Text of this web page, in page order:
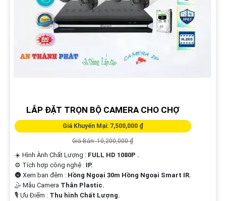
LẮP ĐẶT TRỌN BỘ CAMERA CHO CHỢ
Giá Khuyến Mại: 7,500,000 ₫
Giá Bán: 10,200,000 ₫
☀️ Hình Ành Chất Lượng : FULL HD 1080P .
⚙ Tích hợp công nghệ : IP.
🌚 Xem ban đêm : Hồng Ngoại 30m Hồng Ngoại Smart IR.
🤹 Mẫu Camera Thân Plastic.
️🎙 Ưu Điểm : Thu hình Chất Lượng.